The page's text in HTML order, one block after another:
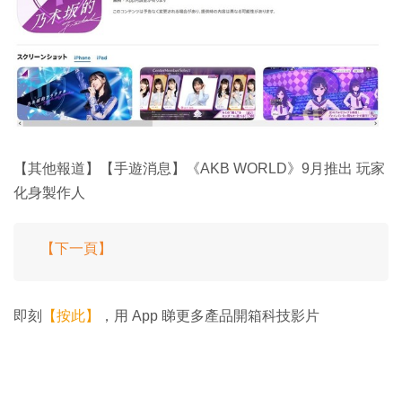
【其他報道】【手遊消息】《AKB WORLD》9月推出 玩家
化身製作人
【下一頁】
即刻 【按此】 ，用 App 睇更多產品開箱科技影片